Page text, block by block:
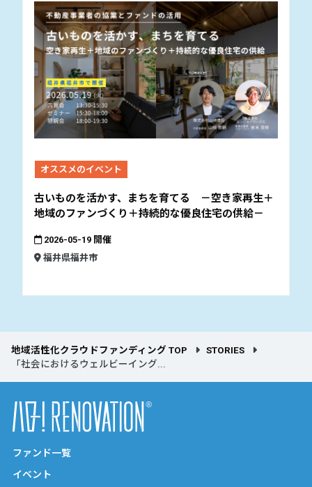
オススメのイベント
古いものを活かす、まちを育てる －空き家再生＋
地域のファンづくり＋持続的な優良住宅の供給－
2026-05-19 開催
福井県福井市
地域活性化クラウドファンディング TOP
STORIES
「社会におけるウェルビーイング...
ファンド一覧
イベント